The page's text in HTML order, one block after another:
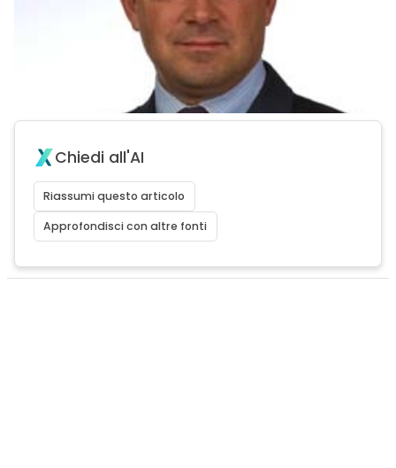
Chiedi all'AI
Riassumi questo articolo
Approfondisci con altre fonti